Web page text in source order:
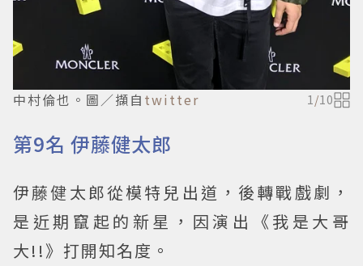
中村倫也。圖／擷自 twitter 1/10
第9名 伊藤健太郎
伊藤健太郎從模特兒出道，後轉戰戲劇，
是近期竄起的新星，因演出《我是大哥
大!!》打開知名度。